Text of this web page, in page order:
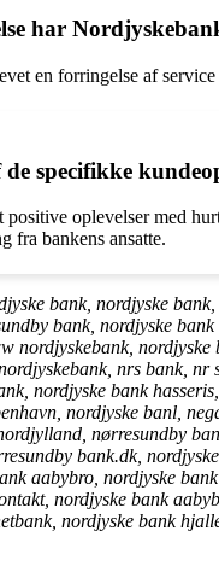
har
en forringelse af
specifikke
positive oplevelser med
fra bankens ansatte.
bank, nordjyske
bank, nordjyske
nordjyskebank,
nrs bank, nr
nordjyske bank
nordjyske banl,
nørresundby
bank.dk,
aabybro, nordjyske
nordjyske bank
nordjyske bank